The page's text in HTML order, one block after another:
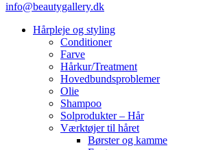
info@beautygallery.dk
Hårpleje og styling
Conditioner
Farve
Hårkur/Treatment
Hovedbundsproblemer
Olie
Shampoo
Solprodukter – Hår
Værktøjer til håret
Børster og kamme